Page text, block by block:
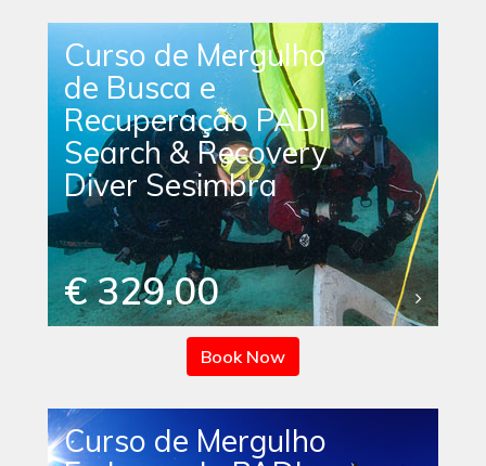
Curso de Mergulho
de Busca e
Recuperação PADI
Search & Recovery
Diver Sesimbra
€ 329.00
Book Now
Curso de Mergulho